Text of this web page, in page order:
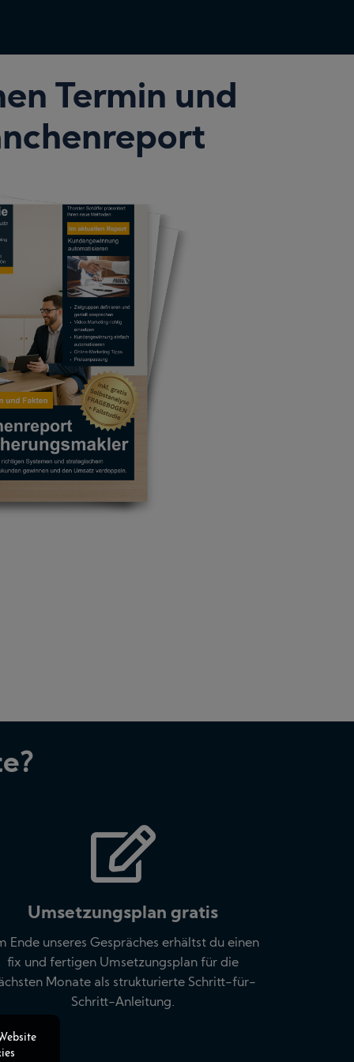
Termin und
Umsetzungsplan gratis
Ende unseres Gespräches erhältst du einen
fix und fertigen Umsetzungsplan für die
Monate als strukturierte Schritt-für-
Schritt-Anleitung.